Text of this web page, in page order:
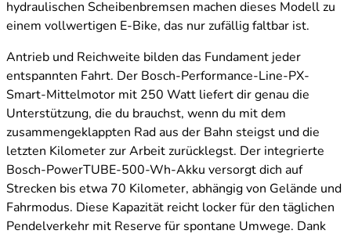
hydraulischen Scheibenbremsen machen dieses Modell zu
einem vollwertigen E-Bike, das nur zufällig faltbar ist.
Antrieb und Reichweite bilden das Fundament jeder
entspannten Fahrt. Der Bosch-Performance-Line-PX-
Smart-Mittelmotor mit 250 Watt liefert dir genau die
Unterstützung, die du brauchst, wenn du mit dem
zusammengeklappten Rad aus der Bahn steigst und die
letzten Kilometer zur Arbeit zurücklegst. Der integrierte
Bosch-PowerTUBE-500-Wh-Akku versorgt dich auf
Strecken bis etwa 70 Kilometer, abhängig von Gelände und
Fahrmodus. Diese Kapazität reicht locker für den täglichen
Pendelverkehr mit Reserve für spontane Umwege. Dank